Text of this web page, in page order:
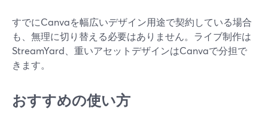
すでにCanvaを幅広いデザイン用途で契約している場合
も、無理に切り替える必要はありません。ライブ制作は
StreamYard、重いアセットデザインはCanvaで分担で
きます。
おすすめの使い方